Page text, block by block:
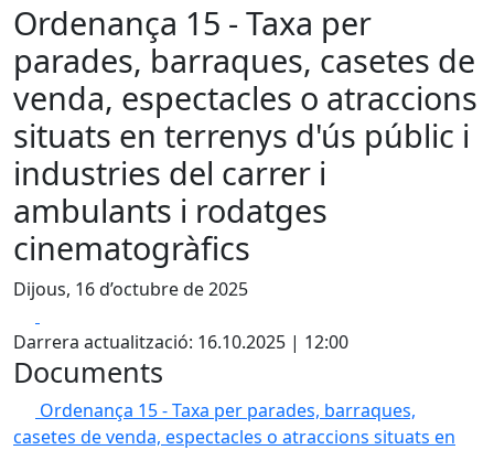
Ordenança 15 - Taxa per
parades, barraques, casetes de
venda, espectacles o atraccions
situats en terrenys d'ús públic i
industries del carrer i
ambulants i rodatges
cinematogràfics
Dijous, 16 d’octubre de 2025
Darrera actualització: 16.10.2025 | 12:00
Documents
Ordenança 15 - Taxa per parades, barraques,
casetes de venda, espectacles o atraccions situats en